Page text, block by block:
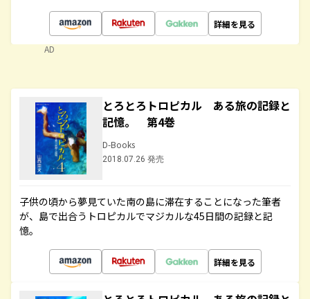
詳細を見る
AD
とろとろトロピカル ある旅の記録と
記憶。 第4巻
D-Books
2018.07.26 発売
子供の頃から夢見ていた南の島に滞在することになった筆者
が、島で出合うトロピカルでマジカルな45日間の記録と記
憶。
詳細を見る